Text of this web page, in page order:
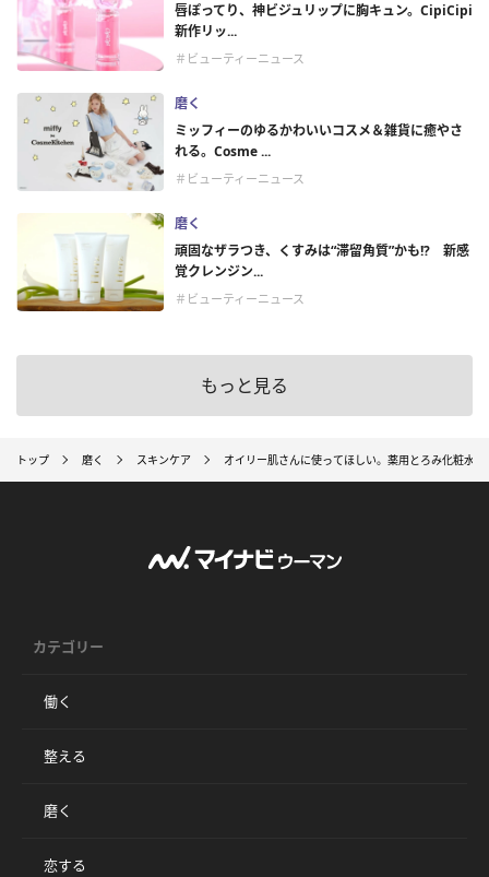
唇ぽってり、神ビジュリップに胸キュン。CipiCipi
新作リッ...
＃ビューティーニュース
磨く
ミッフィーのゆるかわいいコスメ＆雑貨に癒やさ
れる。Cosme ...
＃ビューティーニュース
磨く
頑固なザラつき、くすみは“滞留角質”かも!? 新感
覚クレンジン...
＃ビューティーニュース
もっと見る
トップ 磨く スキンケア オイリー肌さんに使ってほしい。薬用とろみ化粧水が
カテゴリー
働く
整える
磨く
恋する